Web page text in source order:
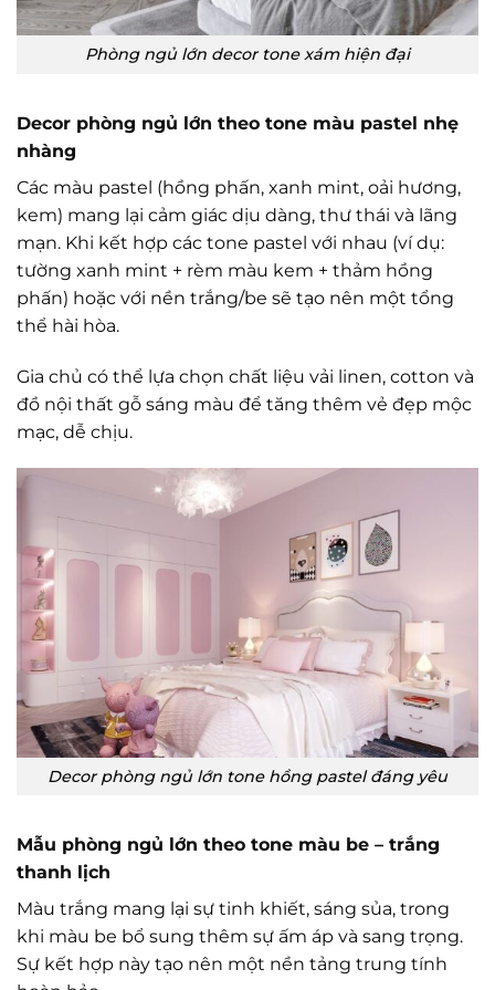
Phòng ngủ lớn decor tone xám hiện đại
Decor phòng ngủ lớn theo tone màu pastel nhẹ
nhàng
Các màu pastel (hồng phấn, xanh mint, oải hương,
kem) mang lại cảm giác dịu dàng, thư thái và lãng
mạn. Khi kết hợp các tone pastel với nhau (ví dụ:
tường xanh mint + rèm màu kem + thảm hồng
phấn) hoặc với nền trắng/be sẽ tạo nên một tổng
thể hài hòa.
Gia chủ có thể lựa chọn chất liệu vải linen, cotton và
đồ nội thất gỗ sáng màu để tăng thêm vẻ đẹp mộc
mạc, dễ chịu.
Decor phòng ngủ lớn tone hồng pastel đáng yêu
Mẫu phòng ngủ lớn theo tone màu be – trắng
thanh lịch
Màu trắng mang lại sự tinh khiết, sáng sủa, trong
khi màu be bổ sung thêm sự ấm áp và sang trọng.
Sự kết hợp này tạo nên một nền tảng trung tính